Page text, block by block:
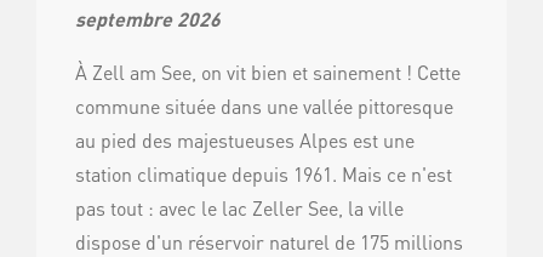
septembre 2026
À Zell am See, on vit bien et sainement ! Cette
commune située dans une vallée pittoresque
au pied des majestueuses Alpes est une
station climatique depuis 1961. Mais ce n'est
pas tout : avec le lac Zeller See, la ville
dispose d'un réservoir naturel de 175 millions